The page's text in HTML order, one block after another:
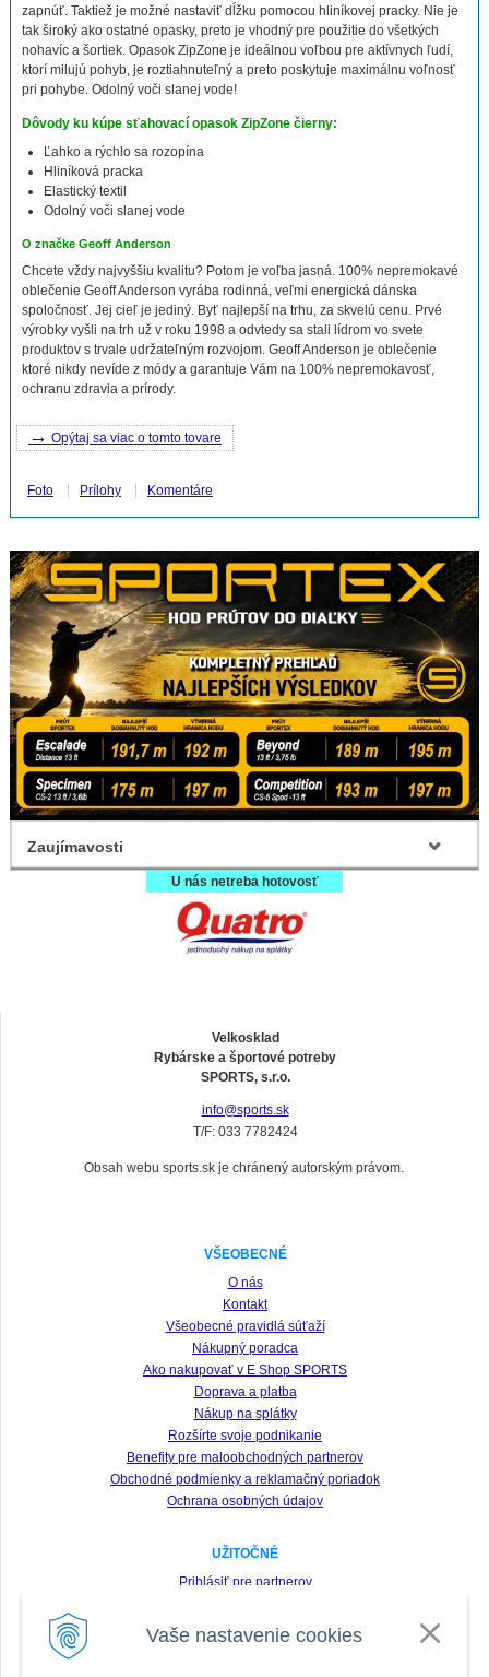
Vaše nastavenie cookies
zapnúť. Taktiež je možné nastaviť dĺžku pomocou hliníkovej pracky. Nie je
tak široký ako ostatné opasky, preto je vhodný pre použitie do všetkých
nohavíc a šortiek. Opasok ZipZone je ideálnou voľbou pre aktívnych ľudí,
ktorí milujú pohyb, je roztiahnuteľný a preto poskytuje maximálnu voľnosť
pri pohybe. Odolný voči slanej vode!
Dôvody ku kúpe sťahovací opasok ZipZone čierny:
Ľahko a rýchlo sa rozopína
Hliníková pracka
Elastický textil
Odolný voči slanej vode
O značke Geoff Anderson
Chcete vždy najvyššiu kvalitu? Potom je voľba jasná. 100% nepremokavé
oblečenie Geoff Anderson vyrába rodinná, veľmi energická dánska
spoločnosť. Jej cieľ je jediný. Byť najlepší na trhu, za skvelú cenu. Prvé
výrobky vyšli na trh už v roku 1998 a odvtedy sa stali lídrom vo svete
produktov s trvale udržateľným rozvojom. Geoff Anderson je oblečenie
ktoré nikdy nevíde z módy a garantuje Vám na 100% nepremokavosť,
ochranu zdravia a prírody.
→ Opýtaj sa viac o tomto tovare
Foto Prílohy Komentáre
Zaujímavosti
U nás netreba hotovosť
Velkosklad
Rybárske a športové potreby
SPORTS, s.r.o.
info@sports.sk
T/F: 033 7782424
Obsah webu sports.sk je chránený autorským právom.
VŠEOBECNÉ
O nás
Kontakt
Všeobecné pravidlá súťaží
Nákupný poradca
Ako nakupovať v E Shop SPORTS
Doprava a platba
Nákup na splátky
Rozšírte svoje podnikanie
Benefity pre maloobchodných partnerov
Obchodné podmienky a reklamačný poriadok
Ochrana osobných údajov
UŽITOČNÉ
Prihlásiť pre partnerov
Zabudnuté heslo